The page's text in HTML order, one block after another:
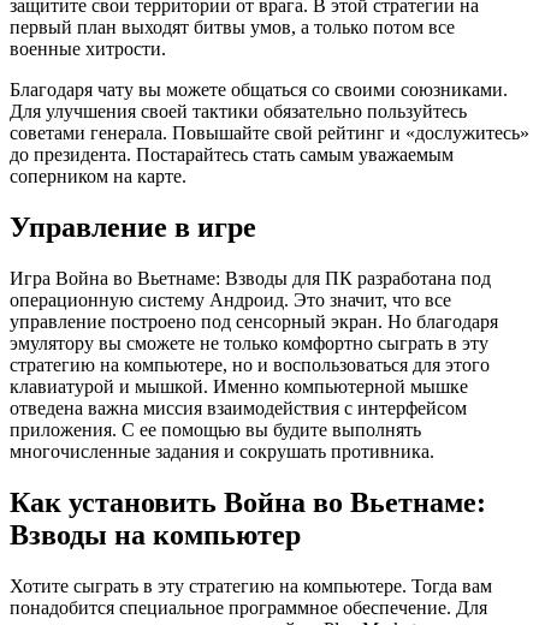
защитите свои территории от врага. В этой стратегии на
первый план выходят битвы умов, а только потом все
военные хитрости.
Благодаря чату вы можете общаться со своими союзниками.
Для улучшения своей тактики обязательно пользуйтесь
советами генерала. Повышайте свой рейтинг и «дослужитесь»
до президента. Постарайтесь стать самым уважаемым
соперником на карте.
Управление в игре
Игра Война во Вьетнаме: Взводы для ПК разработана под
операционную систему Андроид. Это значит, что все
управление построено под сенсорный экран. Но благодаря
эмулятору вы сможете не только комфортно сыграть в эту
стратегию на компьютере, но и воспользоваться для этого
клавиатурой и мышкой. Именно компьютерной мышке
отведена важна миссия взаимодействия с интерфейсом
приложения. С ее помощью вы будите выполнять
многочисленные задания и сокрушать противника.
Как установить Война во Вьетнаме:
Взводы на компьютер
Хотите сыграть в эту стратегию на компьютере. Тогда вам
понадобится специальное программное обеспечение. Для